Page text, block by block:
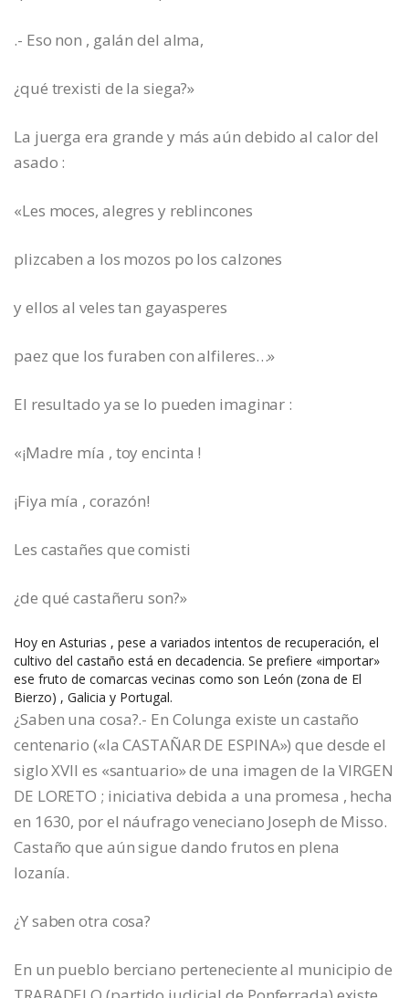
.- Eso non , galán del alma,
¿qué trexisti de la siega?»
La juerga era grande y más aún debido al calor del
asado :
«Les moces, alegres y reblincones
plizcaben a los mozos po los calzones
y ellos al veles tan gayasperes
paez que los furaben con alfileres…»
El resultado ya se lo pueden imaginar :
«¡Madre mía , toy encinta !
¡Fiya mía , corazón!
Les castañes que comisti
¿de qué castañeru son?»
Hoy en Asturias , pese a variados intentos de recuperación, el
cultivo del castaño está en decadencia. Se prefiere «importar»
ese fruto de comarcas vecinas como son León (zona de El
Bierzo) , Galicia y Portugal.
¿Saben una cosa?.- En Colunga existe un castaño
centenario («la CASTAÑAR DE ESPINA») que desde el
siglo XVII es «santuario» de una imagen de la VIRGEN
DE LORETO ; iniciativa debida a una promesa , hecha
en 1630, por el náufrago veneciano Joseph de Misso.
Castaño que aún sigue dando frutos en plena
lozanía.
¿Y saben otra cosa?
En un pueblo berciano perteneciente al municipio de